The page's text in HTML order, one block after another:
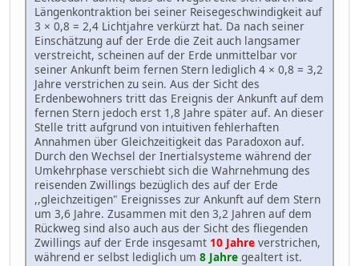
Längenkontraktion bei seiner Reisegeschwindigkeit auf
3 × 0,8 = 2,4 Lichtjahre verkürzt hat. Da nach seiner
Einschätzung auf der Erde die Zeit auch langsamer
verstreicht, scheinen auf der Erde unmittelbar vor
seiner Ankunft beim fernen Stern lediglich 4 × 0,8 = 3,2
Jahre verstrichen zu sein. Aus der Sicht des
Erdenbewohners tritt das Ereignis der Ankunft auf dem
fernen Stern jedoch erst 1,8 Jahre später auf. An dieser
Stelle tritt aufgrund von intuitiven fehlerhaften
Annahmen über Gleichzeitigkeit das Paradoxon auf.
Durch den Wechsel der Inertialsysteme während der
Umkehrphase verschiebt sich die Wahrnehmung des
reisenden Zwillings bezüglich des auf der Erde
,,gleichzeitigen" Ereignisses zur Ankunft auf dem Stern
um 3,6 Jahre. Zusammen mit den 3,2 Jahren auf dem
Rückweg sind also auch aus der Sicht des fliegenden
Zwillings auf der Erde insgesamt 10 Jahre verstrichen,
während er selbst lediglich um 8 Jahre gealtert ist.